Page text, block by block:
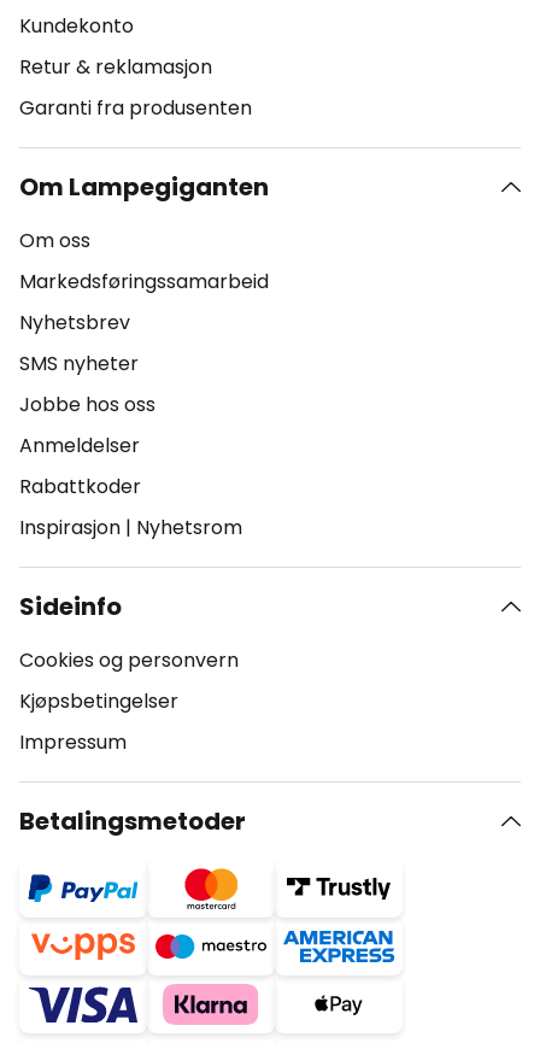
Kundekonto
Retur & reklamasjon
Garanti fra produsenten
Om Lampegiganten
Om oss
Markedsføringssamarbeid
Nyhetsbrev
SMS nyheter
Jobbe hos oss
Anmeldelser
Rabattkoder
Inspirasjon | Nyhetsrom
Sideinfo
Cookies og personvern
Kjøpsbetingelser
Impressum
Betalingsmetoder